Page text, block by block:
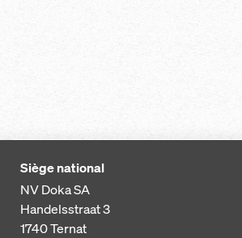
Siège national
NV Doka SA
Handelsstraat 3
1740Ternat